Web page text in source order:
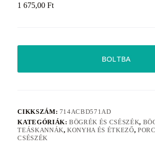
1 675,00Ft
BOLTBA
CIKKSZÁM: 714ACBD571AD
KATEGÓRIÁK:BÖGRÉK ÉS CSÉSZÉK,
TEÁSKANNÁK,KONYHA ÉS ÉTKEZŐ,
CSÉSZÉK